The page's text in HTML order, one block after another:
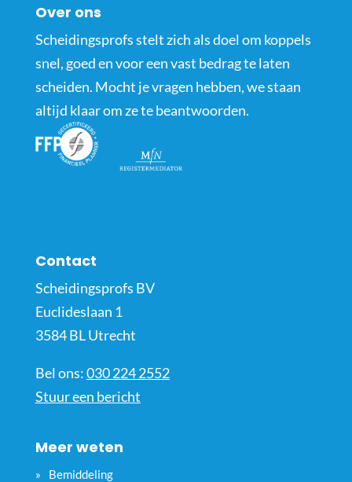
Over ons
Scheidingsprofs stelt zich als doel om koppels
snel, goed en voor een vast bedrag te laten
scheiden. Mocht je vragen hebben, we staan
altijd klaar om ze te beantwoorden.
Contact
Scheidingsprofs BV
Euclideslaan 1
3584 BL Utrecht
Bel ons:030 224 2552
Stuur een bericht
Meer weten
Bemiddeling